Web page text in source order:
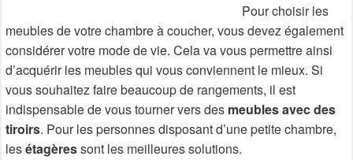
Pour choisir les
meubles de votre chambre à coucher, vous devez également
considérer votre mode de vie. Cela va vous permettre ainsi
d’acquérir les meubles qui vous conviennent le mieux. Si
vous souhaitez faire beaucoup de rangements, il est
indispensable de vous tourner vers des meubles avec des
tiroirs. Pour les personnes disposant d’une petite chambre,
lesétagèressont les meilleures solutions.